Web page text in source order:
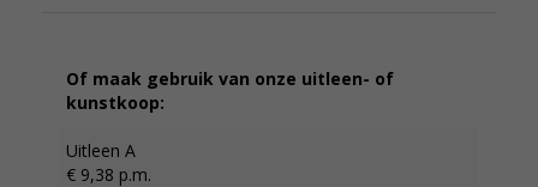
Of maak gebruik van onze uitleen- of
kunstkoop:
Uitleen A
€ 9,38 p.m.